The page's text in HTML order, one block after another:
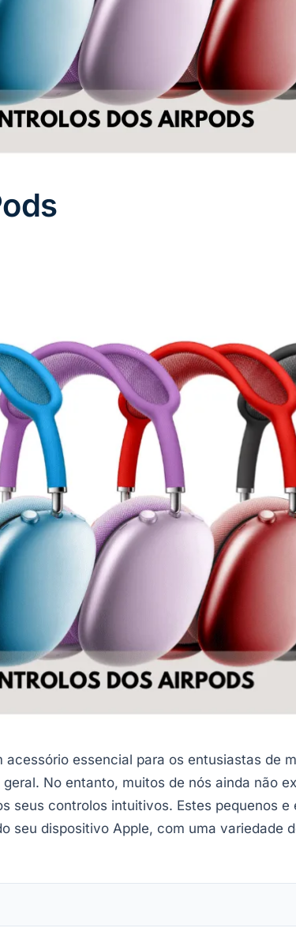
acessório essencial para os entusiastas de
No entanto, muitos de nós ainda não
seus controlos intuitivos. Estes pequenos
seu dispositivo Apple, com uma variedade